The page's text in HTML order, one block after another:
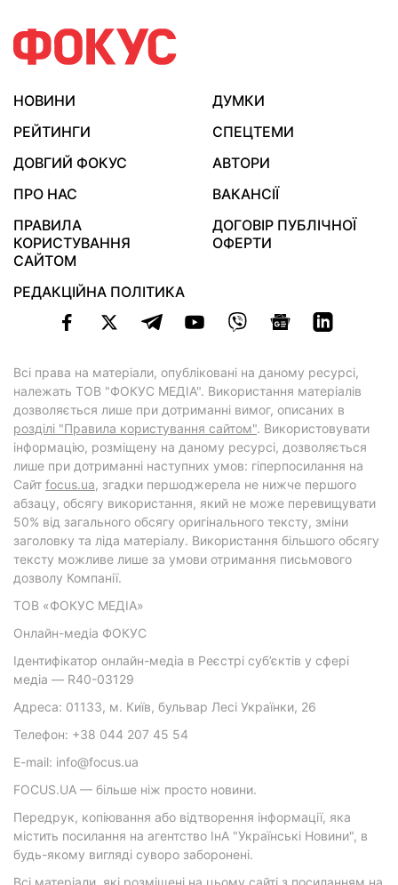
НОВИНИ
ДУМКИ
РЕЙТИНГИ
СПЕЦТЕМИ
ДОВГИЙ ФОКУС
АВТОРИ
ПРО НАС
ВАКАНСІЇ
ПРАВИЛА
КОРИСТУВАННЯ
САЙТОМ
ДОГОВІР ПУБЛІЧНОЇ
ОФЕРТИ
РЕДАКЦІЙНА ПОЛІТИКА
Всі права на матеріали, опубліковані на даному ресурсі,
належать ТОВ "ФОКУС МЕДІА". Використання матеріалів
дозволяється лише при дотриманні вимог, описаних в
розділі "Правила користування сайтом". Використовувати
інформацію, розміщену на даному ресурсі, дозволяється
лише при дотриманні наступних умов: гіперпосилання на
Cайт focus.ua, згадки першоджерела не нижче першого
абзацу, обсягу використання, який не може перевищувати
50% від загального обсягу оригінального тексту, зміни
заголовку та ліда матеріалу. Використання більшого обсягу
тексту можливе лише за умови отримання письмового
дозволу Компанії.
ТОВ «ФОКУС МЕДІА»
Онлайн-медіа ФОКУС
Ідентифікатор онлайн-медіа в Реєстрі суб’єктів у сфері
медіа — R40-03129
Адреса: 01133, м. Київ, бульвар Лесі Українки, 26
Телефон: +38 044 207 45 54
E-mail: info@focus.ua
FOCUS.UA — більше ніж просто новини.
Передрук, копіювання або відтворення інформації, яка
містить посилання на агентство ІнА "Українські Новини", в
будь-якому вигляді суворо заборонені.
Всі матеріали, які розміщені на цьому сайті з посиланням на